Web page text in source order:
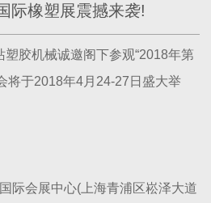
际橡塑展震撼来袭!
胶机械诚邀阁下参观“2018年第
将于2018年4月24-27日盛大举
际会展中心(上海青浦区崧泽大道